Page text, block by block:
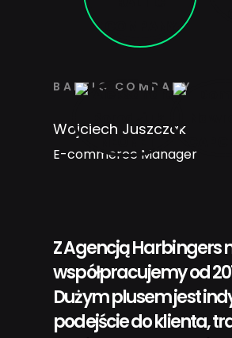
BALTIC COMPANY
Wojciech Juszczak
E-commerce Manager
Z Agencją Harbingers
współpracujemy od
Dużym plusem jest
podejście do klienta,